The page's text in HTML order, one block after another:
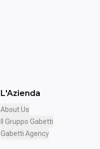
L'Azienda
About Us
Il Gruppo Gabetti
Gabetti Agency